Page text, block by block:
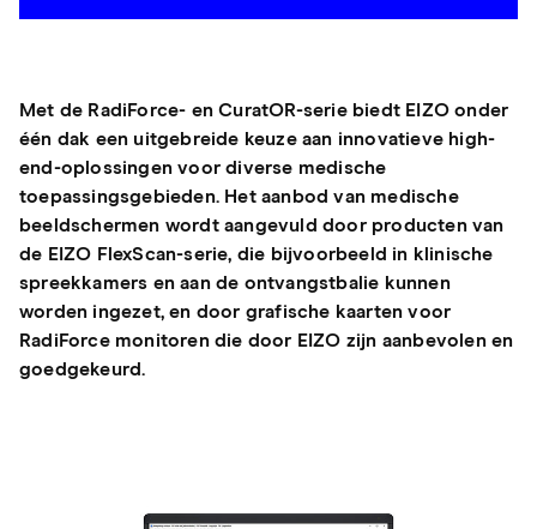
Met de RadiForce- en CuratOR-serie biedt EIZO onder
één dak een uitgebreide keuze aan innovatieve high-
end-oplossingen voor diverse medische
toepassingsgebieden. Het aanbod van medische
beeldschermen wordt aangevuld door producten van
de EIZO FlexScan-serie, die bijvoorbeeld in klinische
spreekkamers en aan de ontvangstbalie kunnen
worden ingezet, en door grafische kaarten voor
RadiForce monitoren die door EIZO zijn aanbevolen en
goedgekeurd.